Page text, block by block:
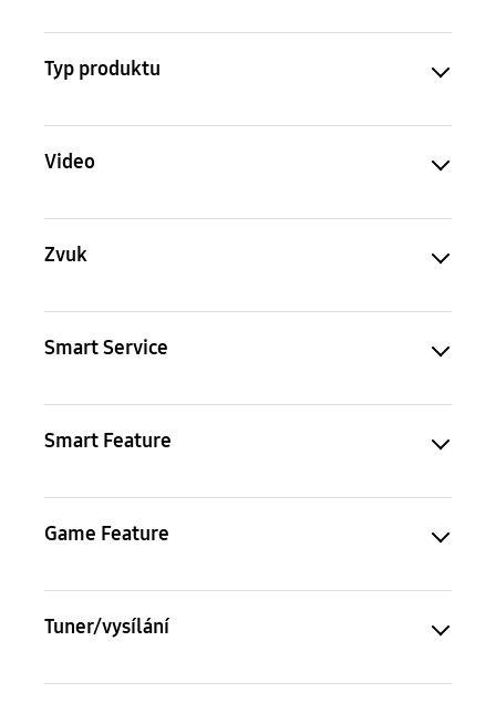
Typ produktu
Video
Zvuk
Smart Service
Smart Feature
Game Feature
Tuner/vysílání